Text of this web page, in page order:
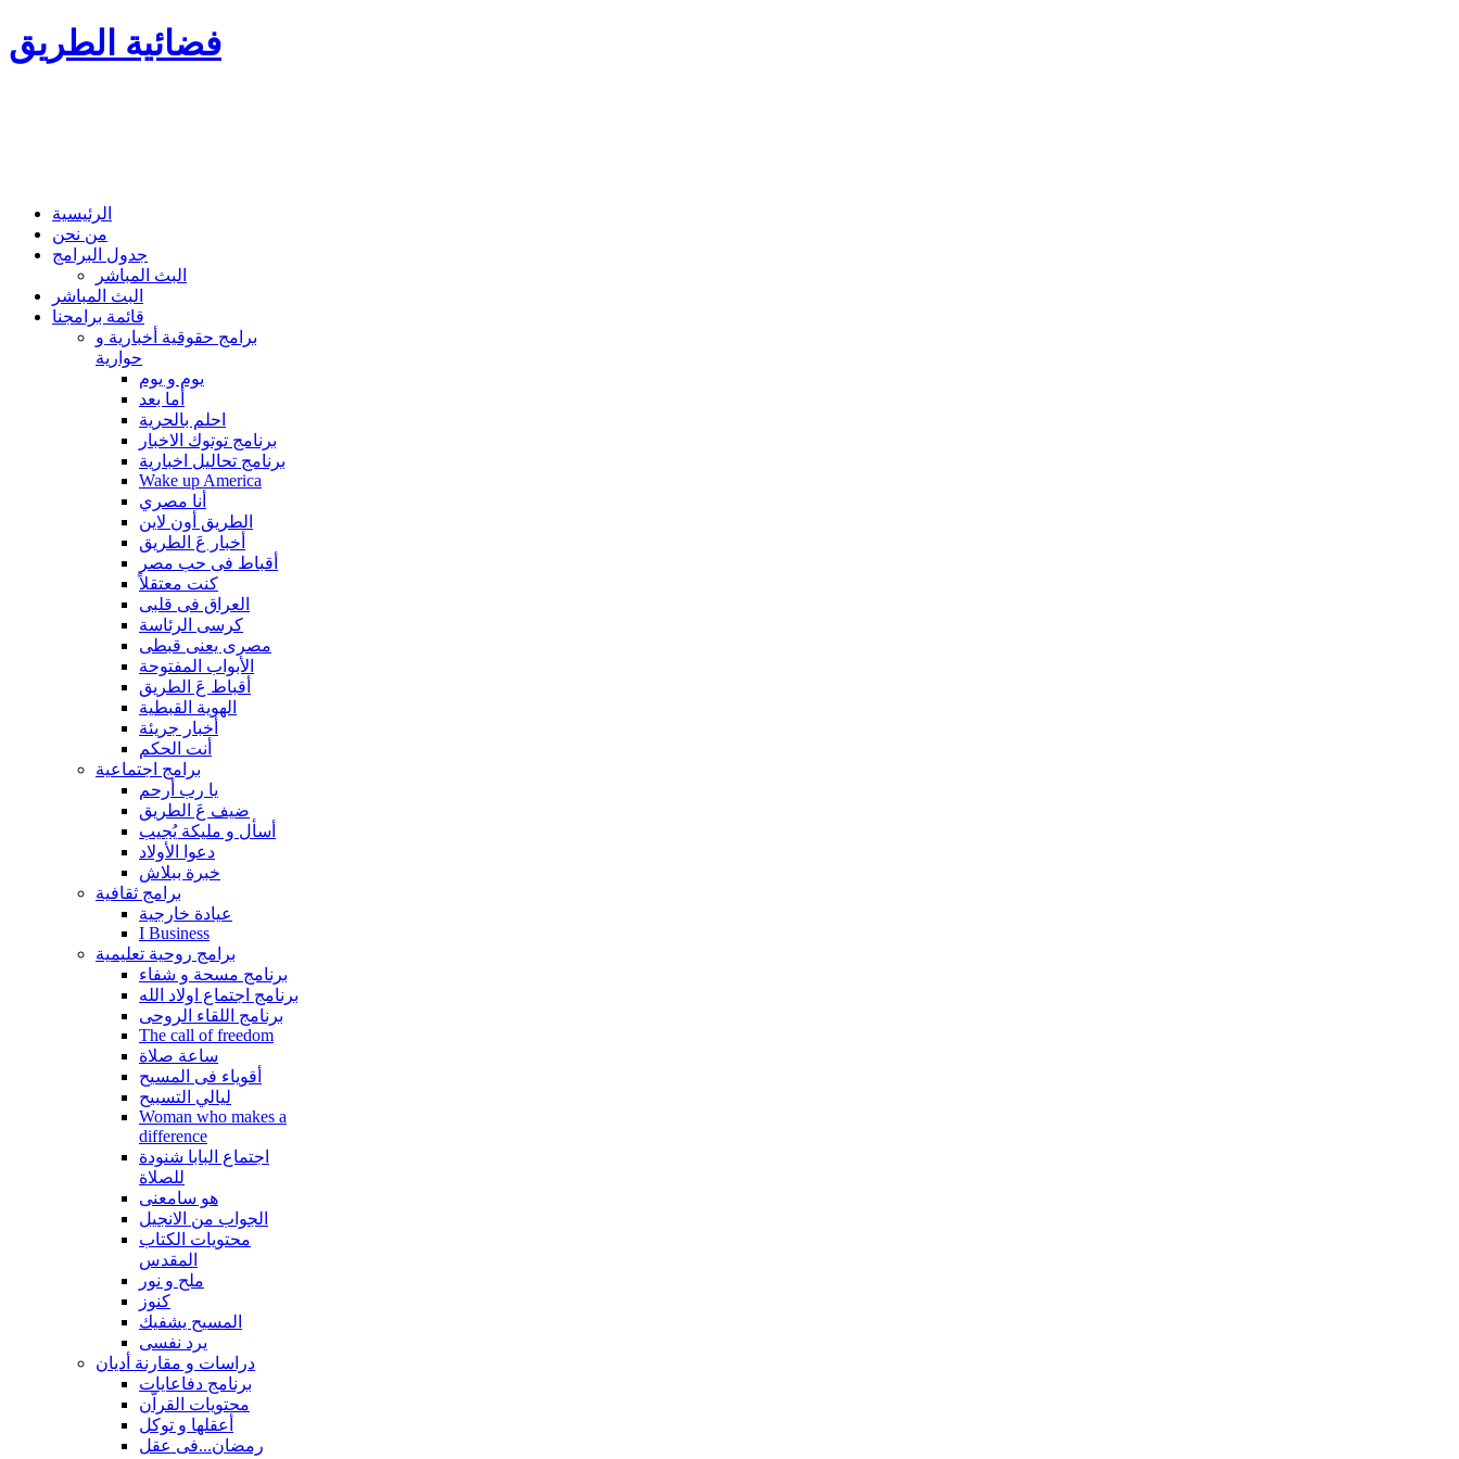
فضائية الطريق
الرئيسية
من نحن
جدول البرامج
البث المباشر
البث المباشر
قائمة برامجنا
برامج حقوقية أخبارية و
حوارية
يوم و يوم
أما بعد
احلم بالحرية
برنامج توتوك الاخبار
برنامج تحاليل اخبارية
Wake up America
أنا مصري
الطريق أون لاين
أخبار عَ الطريق
أقباط فى حب مصر
كنت معتقلاً
العراق فى قلبى
كرسى الرئاسة
مصرى يعنى قبطى
الأبواب المفتوحة
أقباط عَ الطريق
الهوية القبطية
أخبار جريئة
أنت الحكم
برامج اجتماعية
يا رب أرحم
ضيف عَ الطريق
أسأل و مليكة يُجيب
دعوا الأولاد
خبرة ببلاش
برامج ثقافية
عيادة خارجية
I Business
برامج روحية تعليمية
برنامج مسحة و شفاء
برنامج اجتماع اولاد الله
برنامج اللقاء الروحى
The call of freedom
ساعة صلاة
أقوياء فى المسيح
ليالي التسبيح
Woman who makes a
difference
اجتماع البابا شنودة
للصلاة
هو سامعنى
الجواب من الانجيل
محتويات الكتاب
المقدس
ملح و نور
كنوز
المسيح يشفيك
يرد نفسى
دراسات و مقارنة أديان
برنامج دفاعايات
محتويات القراّن
أعقلها و توكل
رمضان...فى عقل